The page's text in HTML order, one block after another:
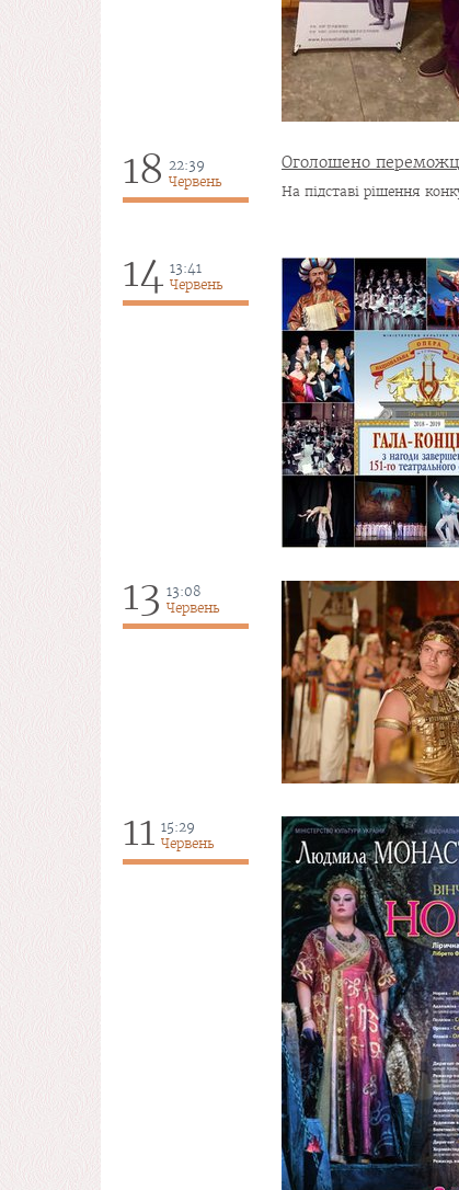
18 22:39
Червень
Оголошено
На підставі рішення
14 13:41
Червень
13 13:08
Червень
11 15:29
Червень